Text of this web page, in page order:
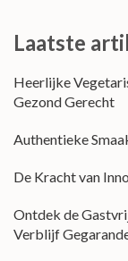
Laatste
Heerlijke
Gezond Gerecht
Authentieke
De Kracht van
Ontdek de
Verblijf